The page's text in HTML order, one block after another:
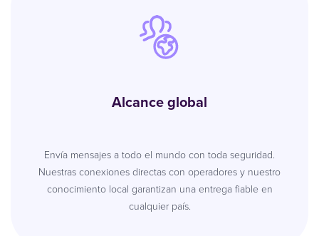
Alcance global
Envía mensajes a todo el mundo con toda seguridad.
Nuestras conexiones directas con operadores y nuestro
conocimiento local garantizan una entrega fiable en
cualquier país.